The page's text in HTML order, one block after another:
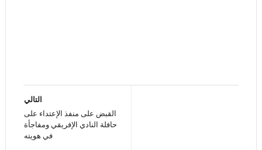
التالي
القبض على منفذ الإعتداء على
حافلة النادي الإفريقي ومفاجأة
في هويته